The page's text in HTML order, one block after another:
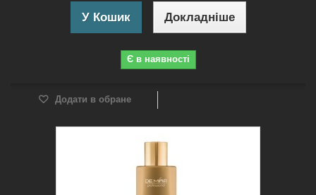
У Кошик Докладніше
Є в наявності
Додати в обране